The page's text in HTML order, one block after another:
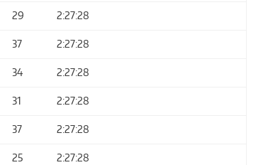
29 2:27:28
37 2:27:28
34 2:27:28
31 2:27:28
37 2:27:28
25 2:27:28